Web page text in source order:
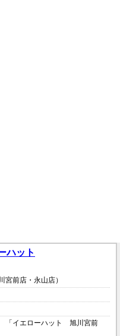
ハット
宮前店・永山店）
「イエローハット 旭川宮前